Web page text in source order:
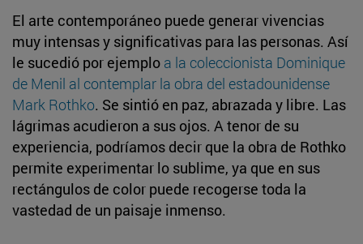
El arte contemporáneo puede generar vivencias
muy intensas y significativas para las personas. Así
le sucedió por ejemplo a la coleccionista Dominique
de Menil al contemplar la obra del estadounidense
Mark Rothko. Se sintió en paz, abrazada y libre. Las
lágrimas acudieron a sus ojos. A tenor de su
experiencia, podríamos decir que la obra de Rothko
permite experimentar lo sublime, ya que en sus
rectángulos de color puede recogerse toda la
vastedad de un paisaje inmenso.